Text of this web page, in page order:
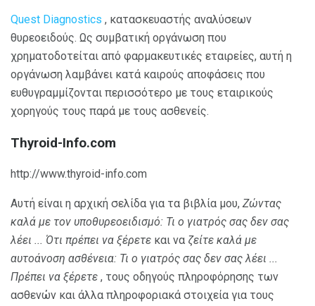
Quest Diagnostics , κατασκευαστής αναλύσεων
θυρεοειδούς. Ως συμβατική οργάνωση που
χρηματοδοτείται από φαρμακευτικές εταιρείες, αυτή η
οργάνωση λαμβάνει κατά καιρούς αποφάσεις που
ευθυγραμμίζονται περισσότερο με τους εταιρικούς
χορηγούς τους παρά με τους ασθενείς.
Thyroid-Info.com
http://www.thyroid-info.com
Αυτή είναι η αρχική σελίδα για τα βιβλία μου, Ζώντας
καλά με τον υποθυρεοειδισμό: Τι ο γιατρός σας δεν σας
λέει ... Ότι πρέπει να ξέρετε και να ζείτε καλά με
αυτοάνοση ασθένεια: Τι ο γιατρός σας δεν σας λέει ...
Πρέπει να ξέρετε , τους οδηγούς πληροφόρησης των
ασθενών και άλλα πληροφοριακά στοιχεία για τους